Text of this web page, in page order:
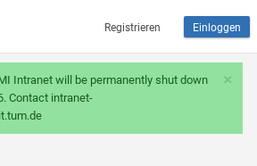
Registrieren Einloggen
×
Intranet will be permanently shut down
Contact intranet-